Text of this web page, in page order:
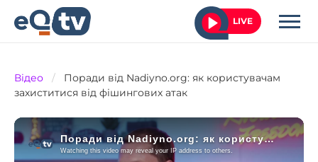
LIVE
Відео /
Поради від Nadiyno.org: як користувачам
захиститися від фішингових атак